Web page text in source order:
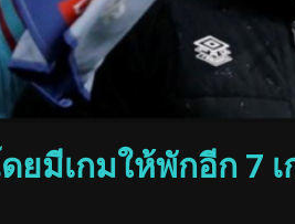
มีเกมให้พักอีก 7 เ